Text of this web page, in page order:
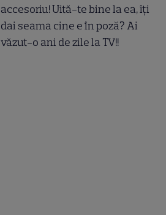
accesoriu! Uită-te bine la ea, îți
dai seama cine e în poză? Ai
văzut-o ani de zile la TV!!